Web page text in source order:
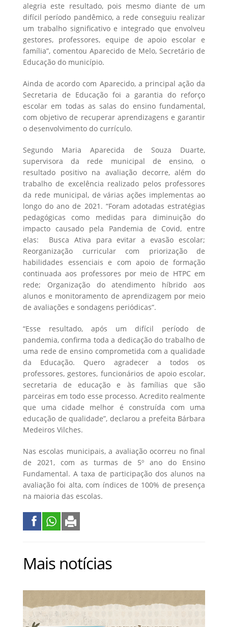
alegria este resultado, pois mesmo diante de um
difícil período pandêmico, a rede conseguiu realizar
um trabalho significativo e integrado que envolveu
gestores, professores, equipe de apoio escolar e
família”, comentou Aparecido de Melo, Secretário de
Educação do município.
Ainda de acordo com Aparecido, a principal ação da
Secretaria de Educação foi a garantia do reforço
escolar em todas as salas do ensino fundamental,
com objetivo de recuperar aprendizagens e garantir
o desenvolvimento do currículo.
Segundo Maria Aparecida de Souza Duarte,
supervisora da rede municipal de ensino, o
resultado positivo na avaliação decorre, além do
trabalho de excelência realizado pelos professores
da rede municipal, de várias ações implementas ao
longo do ano de 2021. “Foram adotadas estratégias
pedagógicas como medidas para diminuição do
impacto causado pela Pandemia de Covid, entre
elas: Busca Ativa para evitar a evasão escolar;
Reorganização curricular com priorização de
habilidades essenciais e com apoio de formação
continuada aos professores por meio de HTPC em
rede; Organização do atendimento híbrido aos
alunos e monitoramento de aprendizagem por meio
de avaliações e sondagens periódicas”.
“Esse resultado, após um difícil período de
pandemia, confirma toda a dedicação do trabalho de
uma rede de ensino comprometida com a qualidade
da Educação. Quero agradecer a todos os
professores, gestores, funcionários de apoio escolar,
secretaria de educação e às famílias que são
parceiras em todo esse processo. Acredito realmente
que uma cidade melhor é construída com uma
educação de qualidade”, declarou a prefeita Bárbara
Medeiros Vilches.
Nas escolas municipais, a avaliação ocorreu no final
de 2021, com as turmas de 5º ano do Ensino
Fundamental. A taxa de participação dos alunos na
avaliação foi alta, com índices de 100% de presença
na maioria das escolas.
Mais notícias